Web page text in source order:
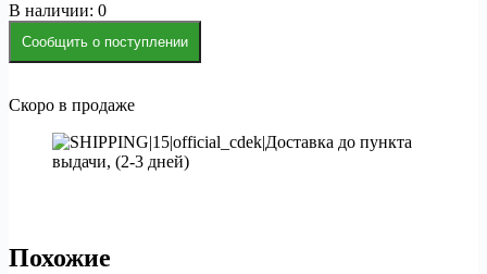
Скоро в продаже
В наличии: 0
Сообщить о поступлении
Похожие